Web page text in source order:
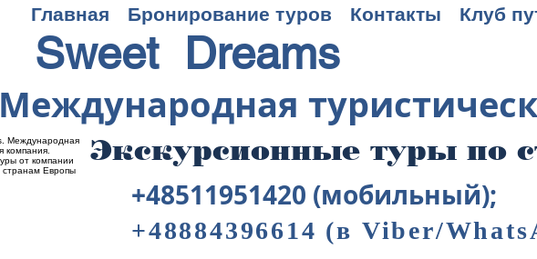
Главная Бронирование туров Контакты Клуб
Sweet Dreams
Международная
+48511951420 (мобильный);
+48884396614 (в Viber/
Экскурсионные туры по